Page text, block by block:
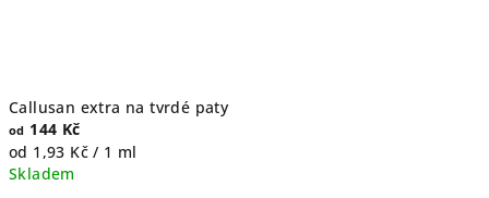
Callusan extra na tvrdé paty
od 144 Kč
Měrná
cena:
od 1,93 Kč / 1 ml
Skladem